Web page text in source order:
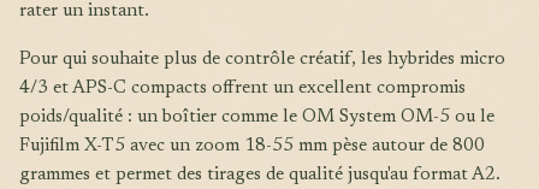
rater un instant.
Pour qui souhaite plus de contrôle créatif, les hybrides micro
4/3 et APS-C compacts offrent un excellent compromis
poids/qualité : un boîtier comme le OM System OM-5 ou le
Fujifilm X-T5 avec un zoom 18-55 mm pèse autour de 800
grammes et permet des tirages de qualité jusqu'au format A2.